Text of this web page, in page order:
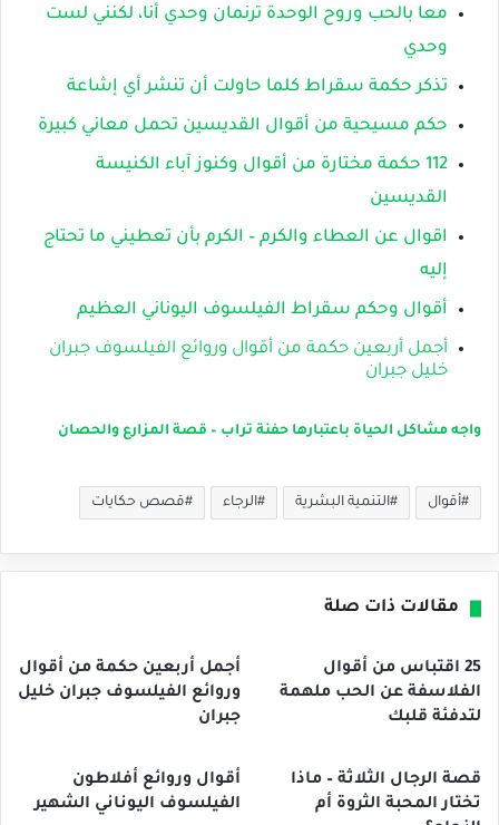
معا بالحب وروح الوحدة ترنمان وحدي أنا، لكنني لست
وحدي
تذكر حكمة سقراط كلما حاولت أن تنشر أي إشاعة
حكم مسيحية من أقوال القديسين تحمل معاني كبيرة
112 حكمة مختارة من أقوال وكنوز آباء الكنيسة
القديسين
اقوال عن العطاء والكرم – الكرم بأن تعطيني ما تحتاج
إليه
أقوال وحكم سقراط الفيلسوف اليوناني العظيم
أجمل أربعين حكمة من أقوال وروائع الفيلسوف جبران
خليل جبران
واجه مشاكل الحياة باعتبارها حفنة تراب – قصة المزارع والحصان
أقوال التنمية البشرية الرجاء قصص حكايات
مقالات ذات صلة
25 اقتباس من أقوال
الفلاسفة عن الحب ملهمة
لتدفئة قلبك
أجمل أربعين حكمة من أقوال
وروائع الفيلسوف جبران خليل
جبران
قصة الرجال الثلاثة – ماذا
تختار المحبة الثروة أم
أقوال وروائع أفلاطون
الفيلسوف اليوناني الشهير